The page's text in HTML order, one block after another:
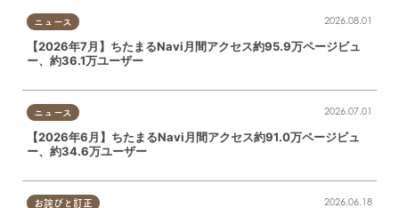
ニュース 2026.08.01
【2026年7月】ちたまるNavi月間アクセス約95.9万ページビュ
ー、約36.1万ユーザー
ニュース 2026.07.01
【2026年6月】ちたまるNavi月間アクセス約91.0万ページビュ
ー、約34.6万ユーザー
お詫びと訂正 2026.06.18